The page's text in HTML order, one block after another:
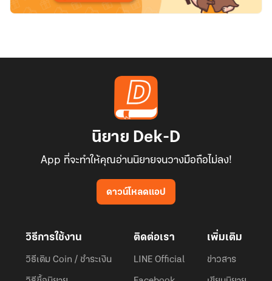
นิยาย Dek-D
App ที่จะทำให้คุณอ่านนิยายจนวางมือถือไม่ลง!
ดาวน์โหลดแอป
วิธีการใช้งาน
วิธีเติม Coin / ชำระเงิน
ติดต่อเรา
LINE Official
เพิ่มเติม
ข่าวสาร